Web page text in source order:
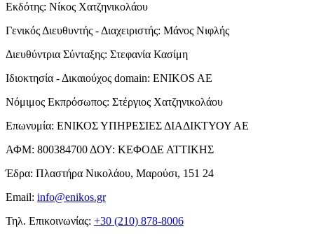
Εκδότης: Νίκος Χατζηνικολάου
Γενικός Διευθυντής - Διαχειριστής: Μάνος Νιφλής
Διευθύντρια Σύνταξης: Στεφανία Κασίμη
Ιδιοκτησία - Δικαιούχος domain: ENIKOS AE
Νόμιμος Εκπρόσωπος: Στέργιος Χατζηνικολάου
Επωνυμία: ΕΝΙΚΟΣ ΥΠΗΡΕΣΙΕΣ ΔΙΑΔΙΚΤΥΟΥ ΑΕ
ΑΦΜ: 800384700 ΔΟΥ: ΚΕΦΟΔΕ ΑΤΤΙΚΗΣ
Έδρα: Πλαστήρα Νικολάου, Μαρούσι, 151 24
Email: info@enikos.gr
Τηλ. Επικοινωνίας: +30 (210) 878-8006